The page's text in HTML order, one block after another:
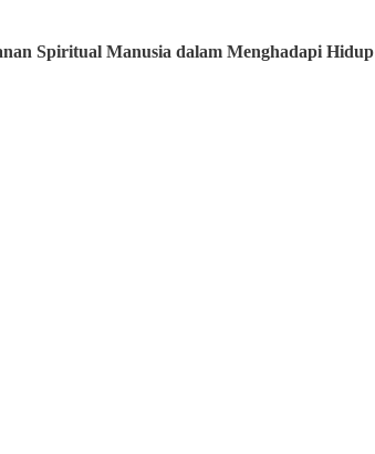
Spiritual Manusia dalam Menghadapi Hidup